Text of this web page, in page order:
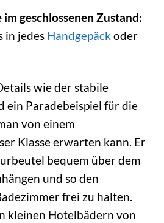
geschlossenen Zustand:
in jedes Handgepäck oder
wie der stabile
ein Paradebeispiel für die
von einem
Klasse erwarten kann. Er
bequem über dem
und so den
frei zu halten.
kleinen Hotelbädern von